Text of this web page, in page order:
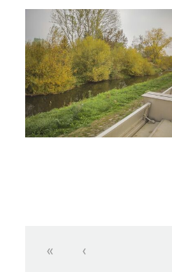
Erste Seite
« Vorherige Seite
‹